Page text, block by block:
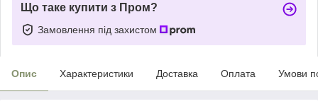
Що таке купити з Пром?
Замовлення під захистом
Опис Характеристики Доставка Оплата Умови